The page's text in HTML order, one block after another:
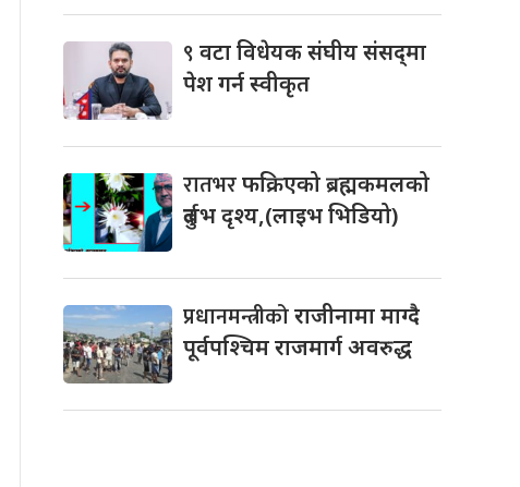
९वटा विधेयक संघीय संसद्‌मा
पेश गर्न स्वीकृत
रातभरफक्रिएको ब्रह्मकमलको
दुर्लभ दृश्य,(लाइभ भिडियो)
प्रधानमन्त्रीकोराजीनामा माग्दै
पूर्वपश्चिम राजमार्ग अवरुद्ध